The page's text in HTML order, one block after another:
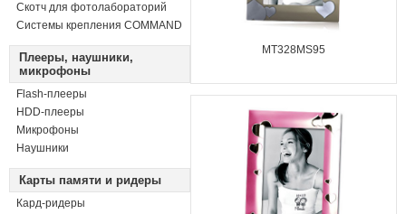
Скотч для фотолабораторий
Системы крепления COMMAND
Плееры, наушники,
микрофоны
Flash-плееры
HDD-плееры
Микрофоны
Наушники
Карты памяти и ридеры
Кард-ридеры
MT328MS95